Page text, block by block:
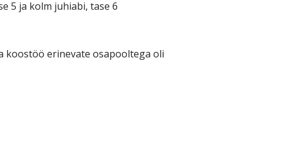
5 ja kolm juhiabi, tase 6
koostöö erinevate osapooltega oli